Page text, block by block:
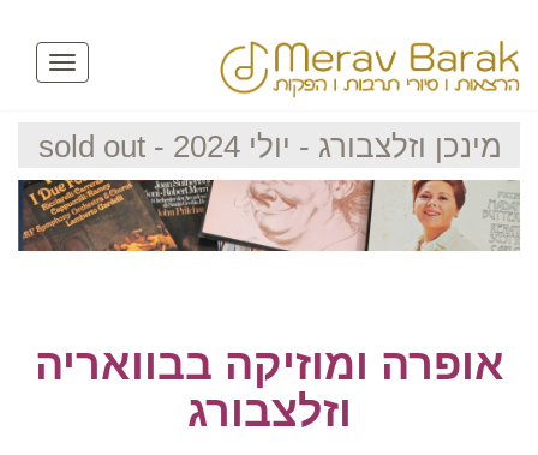
Toggle
מינכן וזלצבורג - יולי 2024 - sold out
אופרה ומוזיקה בבוואריה
וזלצבורג